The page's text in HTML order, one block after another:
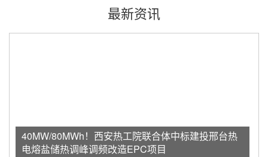
最新资讯
40MW/80MWh！西安热工院联合体中标建投邢台热
电熔盐储热调峰调频改造EPC项目